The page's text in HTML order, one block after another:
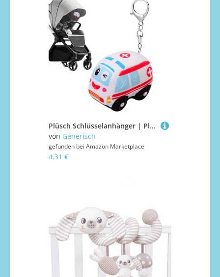
Plüsch Schlüsselanhänger | Plüsch Feuerwehrauto Puppe für Kinderwagen | Pädagogisches Spielzeug für Vorschulkinder und Mädchen für Geburtstag Feiertag Tasche Rucksack Reisen
von Generisch
gefunden bei Amazon Marketplace
4,31 €